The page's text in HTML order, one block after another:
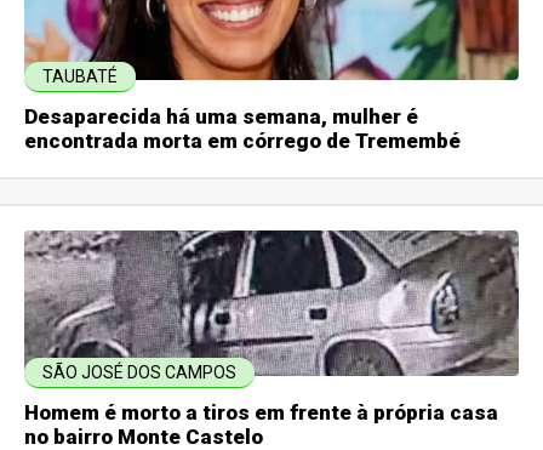
TAUBATÉ
Desaparecida há uma semana, mulher é
encontrada morta em córrego de Tremembé
SÃO JOSÉ DOS CAMPOS
Homem é morto a tiros em frente à própria casa
no bairro Monte Castelo